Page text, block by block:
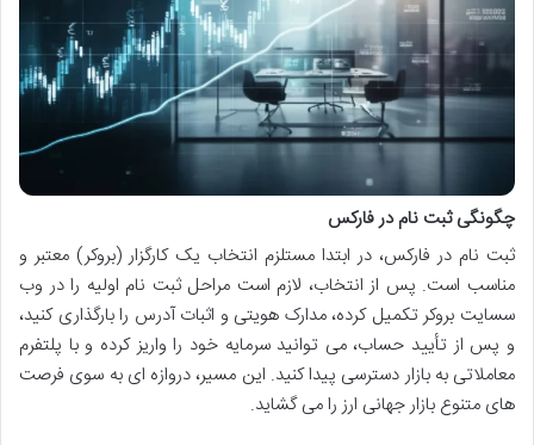
چگونگی ثبت نام در فارکس
ثبت نام در فارکس، در ابتدا مستلزم انتخاب یک کارگزار (بروکر) معتبر و
مناسب است. پس از انتخاب، لازم است مراحل ثبت نام اولیه را در وب
سسایت بروکر تکمیل کرده، مدارک هویتی و اثبات آدرس را بارگذاری کنید،
و پس از تأیید حساب، می توانید سرمایه خود را واریز کرده و با پلتفرم
معاملاتی به بازار دسترسی پیدا کنید. این مسیر، دروازه ای به سوی فرصت
های متنوع بازار جهانی ارز را می گشاید.